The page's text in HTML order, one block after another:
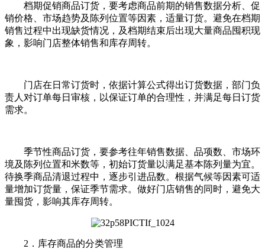
档期促销商品订货，要考虑商品前期的销售数据分析、促
销价格、市场趋势及陈列位置等因素，适量订货。避免在档期
销售过程中出现缺货情况，及档期结束后出现大量商品囤积现
象，影响门店整体销售和库存周转。
门店在日常订货时，依据计算公式得出订货数据，部门负
责人对订单每日审核，以保证订单的合理性，并满足每日订货
需求。
季节性商品订货，要参考往年销售数据、品项数、市场环
境及陈列位置和米数等，初始订货量以满足基本陈列量为宜。
待换季商品清退过程中，逐步引进品数。根据气候等因素可适
量增加订货量，保证季节需求。做好门店销售的同时，避免大
量囤货，影响其库存周转。
2．库存商品的分类管理